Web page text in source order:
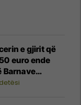
e gjirit që
euro ende
Barnave
MSH-ja